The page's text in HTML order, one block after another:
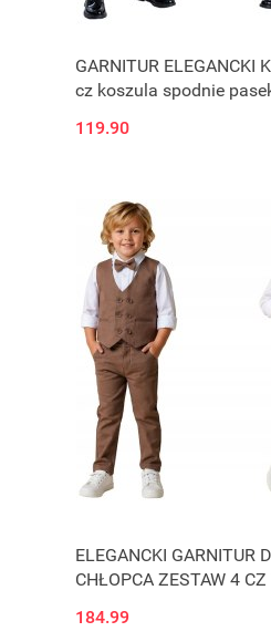
GARNITUR ELEGANCKI
cz koszula spodnie
119.90
Produkt
ELEGANCKI GARNITUR
CHŁOPCA ZESTAW 4 CZ
184.99